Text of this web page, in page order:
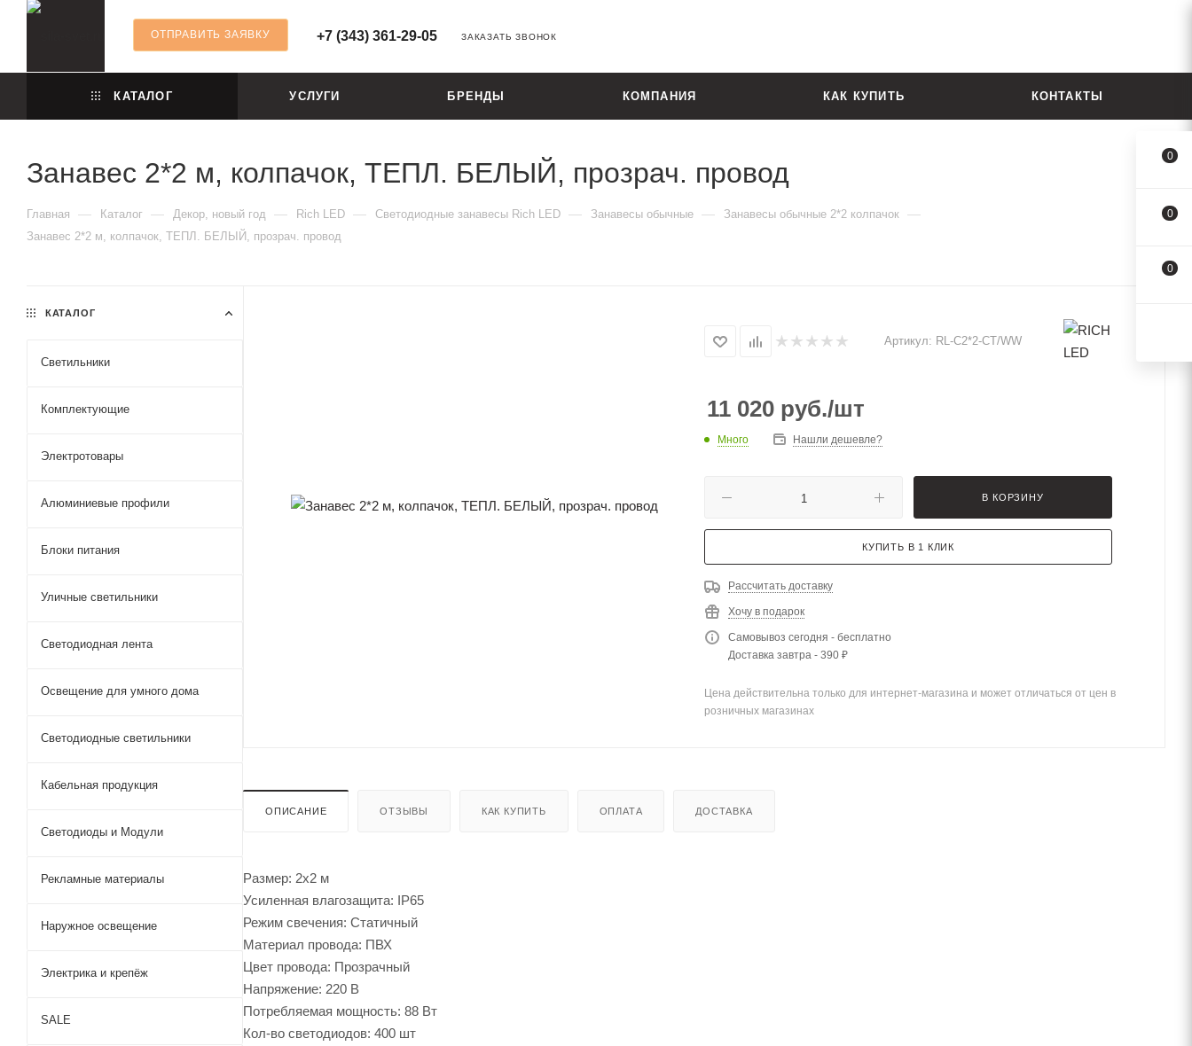
ОТПРАВИТЬ ЗАЯВКУ +7 (343) 361-29-05 ЗАКАЗАТЬ ЗВОНОК
КАТАЛОГ УСЛУГИ БРЕНДЫ КОМПАНИЯ КАК КУПИТЬ КОНТАКТЫ
Занавес 2*2 м, колпачок, ТЕПЛ. БЕЛЫЙ, прозрач. провод
Главная — Каталог — Декор, новый год — Rich LED — Светодиодные занавесы Rich LED — Занавесы обычные — Занавесы обычные 2*2 колпачок —
Занавес 2*2 м, колпачок, ТЕПЛ. БЕЛЫЙ, прозрач. провод
Артикул: RL-C2*2-CT/WW
11 020 руб./шт
Много Нашли дешевле?
В КОРЗИНУ
КУПИТЬ В 1 КЛИК
Рассчитать доставку
Хочу в подарок
Самовывоз сегодня - бесплатно
Доставка завтра - 390 ₽
Цена действительна только для интернет-магазина и может отличаться от цен в
розничных магазинах
ОПИСАНИЕ ОТЗЫВЫ КАК КУПИТЬ ОПЛАТА ДОСТАВКА
Размер: 2х2 м
Усиленная влагозащита: IP65
Режим свечения: Статичный
Материал провода: ПВХ
Цвет провода: Прозрачный
Напряжение: 220 В
Потребляемая мощность: 88 Вт
Кол-во светодиодов: 400 шт
КАТАЛОГ
Светильники
Комплектующие
Электротовары
Алюминиевые профили
Блоки питания
Уличные светильники
Светодиодная лента
Освещение для умного дома
Светодиодные светильники
Кабельная продукция
Светодиоды и Модули
Рекламные материалы
Наружное освещение
Электрика и крепёж
SALE
0
0
0